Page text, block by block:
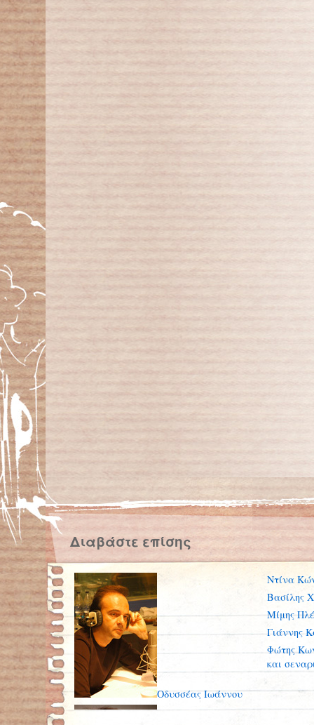
Διαβάστε επίσης
Οδυσσέας Ιωάννου
Ντίνα
Βασίλης
Μίμης
Γιάννης
Φώτης
και